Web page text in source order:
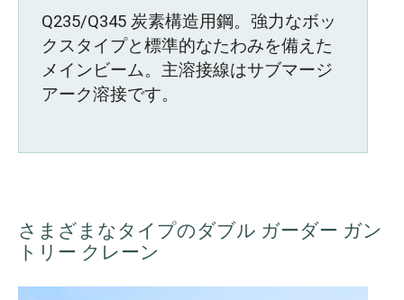
Q235/Q345 炭素構造用鋼。強力なボッ
クスタイプと標準的なたわみを備えた
メインビーム。主溶接線はサブマージ
アーク溶接です。
さまざまなタイプのダブル ガーダー ガン
トリー クレーン